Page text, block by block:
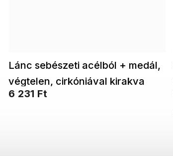
Lánc sebészeti acélból + medál,
végtelen, cirkóniával kirakva
6 231 Ft